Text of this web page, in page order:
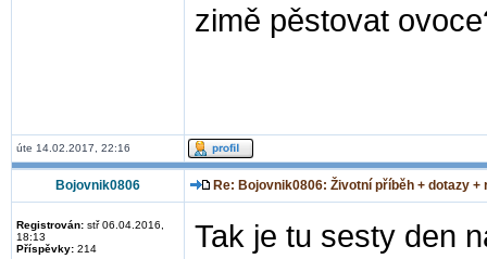
zimě pěstovat
úte 14.02.2017, 22:16
Bojovnik0806 Re: Bojovnik0806: Životní příběh + dotazy
Registrován: stř 06.04.2016,
18:13
Příspěvky: 214
Tak je tu sesty den